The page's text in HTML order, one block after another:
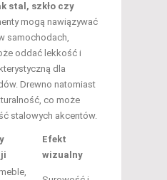
stal, szkło czy
mogą nawiązywać
samochodach,
oddać lekkość i
dla
Drewno natomiast
co może
stalowych akcentów.
Efekt
wizualny